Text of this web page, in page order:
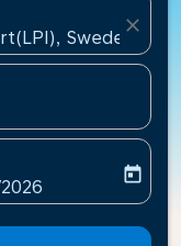
Sweden
close
labelreturn-date-
today